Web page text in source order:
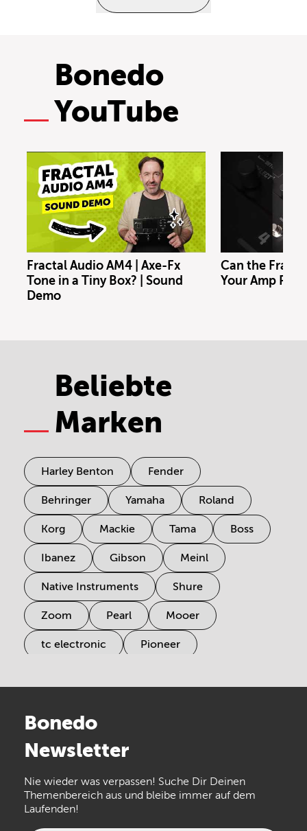
Bonedo
YouTube
Fractal Audio AM4 | Axe-Fx
Tone in a Tiny Box? | Sound
Demo
Can the
Your Amp Rig?
Beliebte
Marken
Harley Benton Fender
Behringer Yamaha Roland
Korg Mackie Tama Boss
Ibanez Gibson Meinl
Native Instruments Shure
Zoom Pearl Mooer
tc electronic Pioneer
Arturia
the t.bone
Walrus Audio Epiphone
Bonedo
Newsletter
Nie wieder was verpassen! Suche Dir Deinen
Themenbereich aus und bleibe immer auf dem
Laufenden!